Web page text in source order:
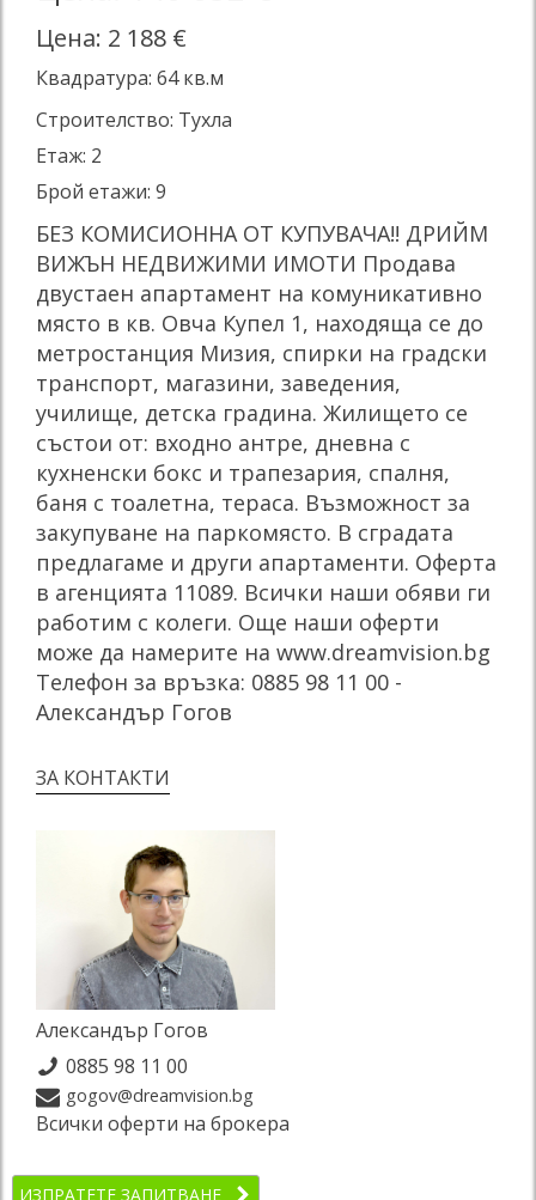
Цена: 2 188 €
Квадратура: 64кв.м
Строителство: Тухла
Етаж: 2
Брой етажи: 9
БЕЗ КОМИСИОННА ОТ КУПУВАЧА!! ДРИЙМ
ВИЖЪН НЕДВИЖИМИ ИМОТИ Продава
двустаен апартамент на комуникативно
място в кв. Овча Купел 1, находяща се до
метростанция Мизия, спирки на градски
транспорт, магазини, заведения,
училище, детска градина. Жилището се
състои от: входно антре, дневна с
кухненски бокс и трапезария, спалня,
баня с тоалетна, тераса. Възможност за
закупуване на паркомясто. В сградата
предлагаме и други апартаменти. Оферта
в агенцията 11089. Всички наши обяви ги
работим с колеги. Още наши оферти
може да намерите на www.dreamvision.bg
Телефон за връзка: 0885 98 11 00 -
Александър Гогов
ЗА КОНТАКТИ
Александър Гогов
0885 98 11 00
gogov@dreamvision.bg
Всички оферти на брокера
ИЗПРАТЕТЕ ЗАПИТВАНЕ